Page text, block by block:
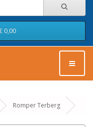
0,00
Romper Terberg